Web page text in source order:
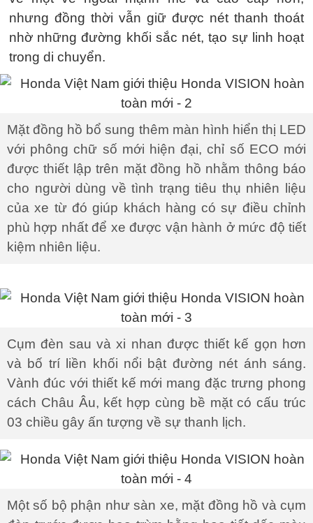
nhưng đồng thời vẫn giữ được nét thanh thoát
nhờ những đường khối sắc nét, tạo sự linh hoạt
trong di chuyển.
Mặt đồng hồ bổ sung thêm màn hình hiển thị LED
với phông chữ số mới hiện đại, chỉ số ECO mới
được thiết lập trên mặt đồng hồ nhằm thông báo
cho người dùng về tình trạng tiêu thụ nhiên liệu
của xe từ đó giúp khách hàng có sự điều chỉnh
phù hợp nhất để xe được vận hành ở mức độ tiết
kiệm nhiên liệu.
Cụm đèn sau và xi nhan được thiết kế gọn hơn
và bố trí liền khối nổi bật đường nét ánh sáng.
Vành đúc với thiết kế mới mang đặc trưng phong
cách Châu Âu, kết hợp cùng bề mặt có cấu trúc
03 chiều gây ấn tượng về sự thanh lịch.
Một số bộ phận như sàn xe, mặt đồng hồ và cụm